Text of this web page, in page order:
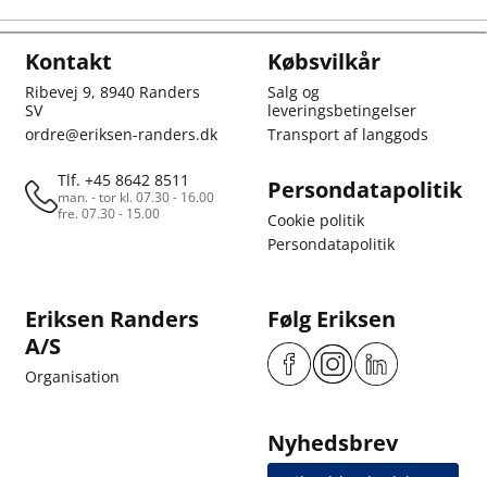
Kontakt
Ribevej 9, 8940 Randers
SV
ordre@eriksen-randers.dk
Tlf. +45 8642 8511
man. - tor kl. 07.30 - 16.00
fre. 07.30 - 15.00
Købsvilkår
Salg og
leveringsbetingelser
Transport af langgods
Persondatapolitik
Cookie politik
Persondatapolitik
Eriksen Randers
A/S
Organisation
Følg Eriksen
Nyhedsbrev